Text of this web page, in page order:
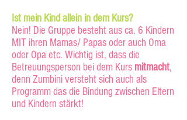
Ist mein Kind allein in dem Kurs?
Nein! Die Gruppe besteht aus ca. 6 Kindern
MIT ihren Mamas/ Papas oder auch Oma
oder Opa etc. Wichtig ist, dass die
Betreuungsperson bei dem Kurs mitmacht,
denn Zumbini versteht sich auch als
Programm das die Bindung zwischen Eltern
und Kindern stärkt!